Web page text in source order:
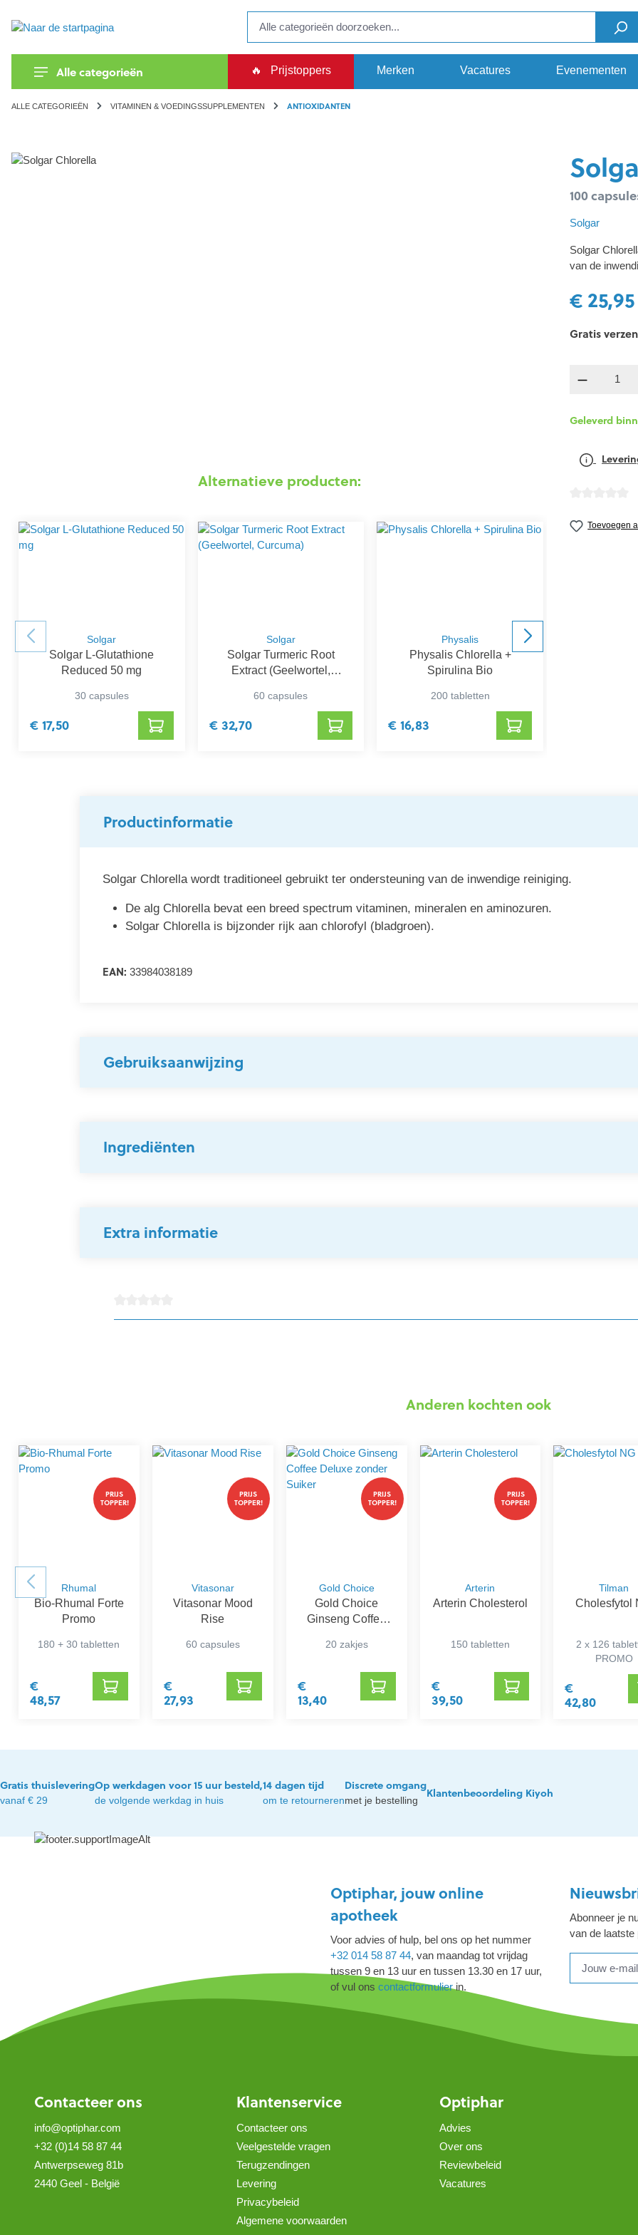
Alle categorieën 🔥 Prijstoppers Merken Vacatures Evenementen
ALLE CATEGORIEËN VITAMINEN & VOEDINGSSUPPLEMENTEN ANTIOXIDANTEN
component.cms.imageGallery.skipImageGallery
Alternatieve producten:
Solgar
Solgar L-Glutathione
Reduced 50 mg
30 capsules
€ 17,50
Solgar
Solgar Turmeric Root
Extract (Geelwortel,
60 capsules
€ 32,70
Physalis
Physalis Chlorella +
Spirulina Bio
200 tabletten
€ 16,83
100
Solgar
Solgar
van de
€ 25,95
Gratis
Geleverd
Toevoegen
Productinformatie
Solgar Chlorella wordt traditioneel gebruikt ter ondersteuning van de inwendige reiniging.
De alg Chlorella bevat een breed spectrum vitaminen, mineralen en aminozuren.
Solgar Chlorella is bijzonder rijk aan chlorofyl (bladgroen).
EAN: 33984038189
Gebruiksaanwijzing
Ingrediënten
Extra informatie
Anderen kochten ook
PRIJS
TOPPER!
Rhumal
Bio-Rhumal Forte
Promo
180 + 30 tabletten
€
48,57
PRIJS
TOPPER!
Vitasonar
Vitasonar Mood
Rise
60 capsules
€
27,93
PRIJS
TOPPER!
Gold Choice
Gold Choice
Ginseng Coffee
Suiker
20 zakjes
€
13,40
PRIJS
TOPPER!
Arterin
Arterin Cholesterol
150 tabletten
€
39,50
Tilman
Cholesfytol
2 x 126
PROMO
€
42,80
Gratis thuislevering
vanaf € 29
Op werkdagen voor 15 uur besteld,
de volgende werkdag in huis
14 dagen tijd
om te retourneren
Discrete omgang
met je bestelling
Klantenbeoordeling Kiyoh
Optiphar, jouw online
apotheek
Voor advies of hulp, bel ons op het nummer
+32 014 58 87 44, van maandag tot vrijdag
tussen 9 en 13 uur en tussen 13.30 en 17 uur,
of vul ons contactformulierin.
Abonneer je
van de laatste
Contacteer ons
info@optiphar.com
+32 (0)14 58 87 44
Antwerpseweg 81b
2440 Geel - België
Klantenservice
Contacteer ons
Veelgestelde vragen
Terugzendingen
Levering
Privacybeleid
Algemene voorwaarden
Optiphar
Advies
Over ons
Reviewbeleid
Vacatures